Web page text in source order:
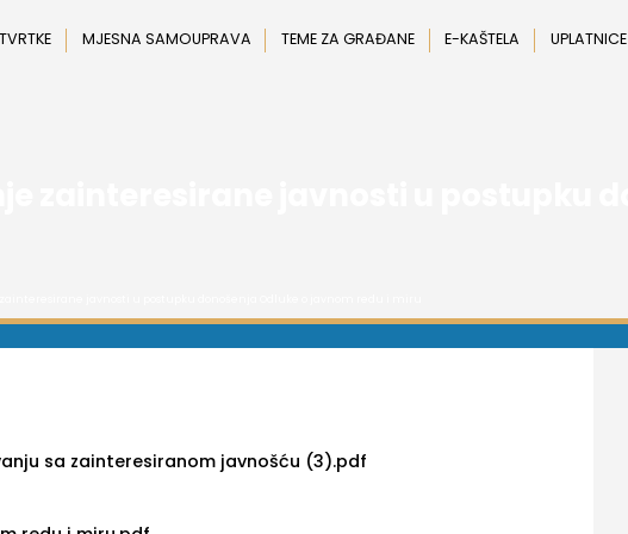
MJESNA SAMOUPRAVA TEME ZA GRAĐANE E-KAŠTELA UPLATNICE
sa zainteresiranom javnošću (3).pdf